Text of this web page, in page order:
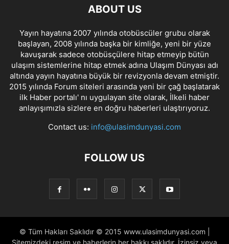
ABOUT US
Yayın hayatına 2007 yılında otobüscüler grubu olarak
başlayan, 2008 yılında başka bir kimliğe, yeni bir yüze
kavuşarak sadece otobüsçülere hitap etmeyip bütün
ulaşım sistemlerine hitap etmek adına Ulaşım Dünyası adı
altında yayın hayatına büyük bir revizyonla devam etmiştir.
2015 yılında Forum siteleri arasında yeni bir çağ başlatarak
ilk Haber portalı' nı uygulayan site olarak, İlkeli haber
anlayışımızla sizlere en doğru haberleri ulaştırıyoruz.
Contact us: info@ulasimdunyasi.com
FOLLOW US
© Tüm Hakları Saklıdır © 2015 www.ulasimdunyasi.com |